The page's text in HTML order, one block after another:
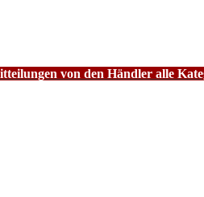
von den Händler alle